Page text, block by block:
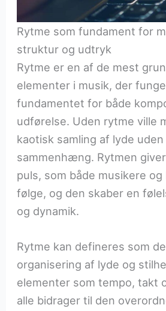
Rytme som fundament for
struktur og udtryk
Rytme er en af de mest
elementer i musik, der
fundamentet for både
udførelse. Uden rytme ville
kaotisk samling af lyde
sammenhæng. Rytmen
puls, som både musikere
følge, og den skaber en
og dynamik.
Rytme kan defineres som
organisering af lyde og
elementer som tempo, takt
alle bidrager til den